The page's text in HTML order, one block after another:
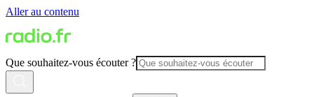
Aller au contenu
Que souhaitez-vous écouter ?